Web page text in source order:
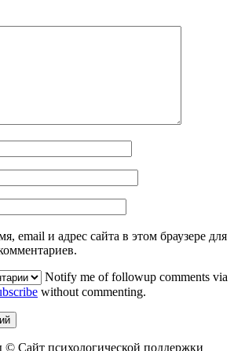
email и адрес сайта в этом браузере для
Notify me of followup comments via
without commenting.
Сайт психологической поддержки